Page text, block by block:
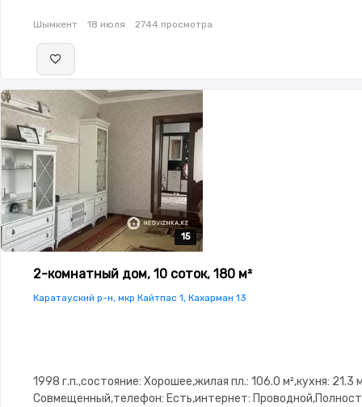
Шымкент 18 июля 2744 просмотра
15
15
15
15
15
2-комнатный дом, 10 соток, 180 м²
Каратауский р-н, мкр Кайтпас 1, Кахарман 13
1998 г.п.,состояние: Хорошее,жилая пл.: 106.0 м²,кухня: 21.3
Совмещенный,телефон: Есть,интернет: